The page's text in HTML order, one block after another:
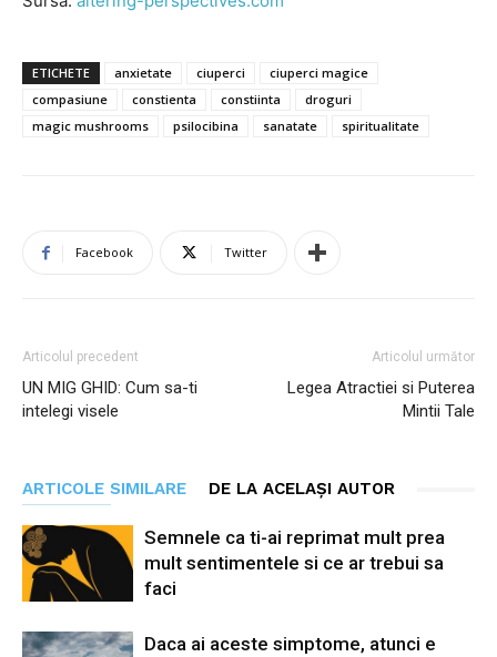
ETICHETE anxietate ciuperci
ciuperci magice
compasiune
constienta constiinta
droguri
magic mushrooms
psilocibina sanatate spiritualitate
Facebook Twitter
Articolul precedent
UN MIG GHID: Cum sa-ti
intelegi visele
Articolul următor
Legea Atractiei si Puterea
Mintii Tale
ARTICOLE SIMILARE DE LA ACELAȘI AUTOR
Semnele ca ti-ai reprimat mult prea
mult sentimentele si ce ar trebui sa
faci
Daca ai aceste simptome, atunci e